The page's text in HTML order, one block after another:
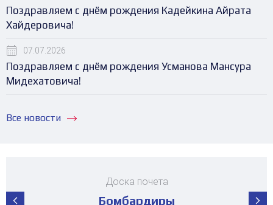
Поздравляем с днём рождения Кадейкина Айрата
Хайдеровича!
07.07.2026
Поздравляем с днём рождения Усманова Мансура
Мидехатовича!
Все новости
Доска почета
Бомбардиры